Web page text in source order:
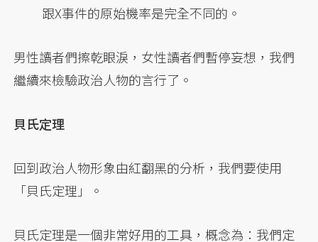
跟X事件的原始機率是完全不同的。
男性讀者們擦乾眼淚，女性讀者們暫停妄想，我們
繼續來檢驗政治人物的言行了。
貝氏定理
回到政治人物形象由紅翻黑的分析，我們要使用
「貝氏定理」。
貝氏定理是一個非常好用的工具，概念為：我們定